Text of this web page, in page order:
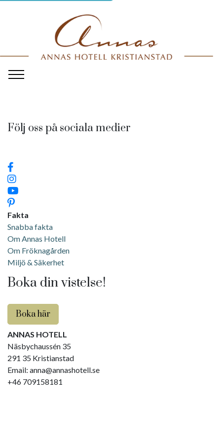
Följ oss på sociala medier
Fakta
Snabba fakta
Om Annas Hotell
Om Fröknagården
Miljö & Säkerhet
Boka din vistelse!
Boka här
ANNAS HOTELL
Näsbychaussén 35
291 35 Kristianstad
Email: anna@annashotell.se
+46 709158181